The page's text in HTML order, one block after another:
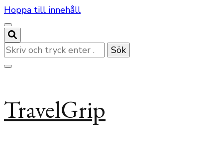
Hoppa till innehåll
Letar
du
efter
TravelGrip